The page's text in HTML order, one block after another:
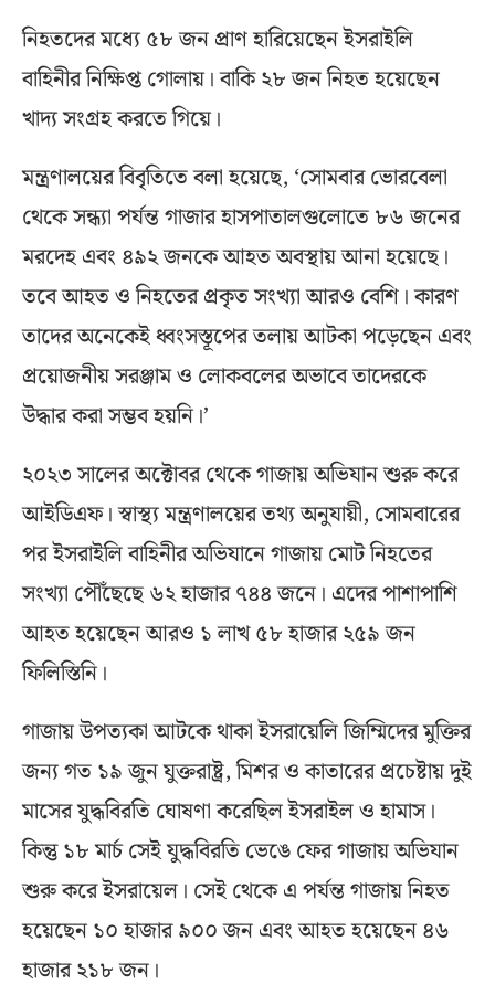
নিহতদের মধ্যে ৫৮ জন প্রাণ হারিয়েছেন ইসরাইলি
বাহিনীর নিক্ষিপ্ত গোলায়। বাকি ২৮ জন নিহত হয়েছেন
খাদ্য সংগ্রহ করতে গিয়ে।
মন্ত্রণালয়ের বিবৃতিতে বলা হয়েছে, ‘সোমবার ভোরবেলা
থেকে সন্ধ্যা পর্যন্ত গাজার হাসপাতালগুলোতে ৮৬ জনের
মরদেহ এবং ৪৯২ জনকে আহত অবস্থায় আনা হয়েছে।
তবে আহত ও নিহতের প্রকৃত সংখ্যা আরও বেশি। কারণ
তাদের অনেকেই ধ্বংসস্তূপের তলায় আটকা পড়েছেন এবং
প্রয়োজনীয় সরঞ্জাম ও লোকবলের অভাবে তাদেরকে
উদ্ধার করা সম্ভব হয়নি।’
২০২৩ সালের অক্টোবর থেকে গাজায় অভিযান শুরু করে
আইডিএফ। স্বাস্থ্য মন্ত্রণালয়ের তথ্য অনুযায়ী, সোমবারের
পর ইসরাইলি বাহিনীর অভিযানে গাজায় মোট নিহতের
সংখ্যা পৌঁছেছে ৬২ হাজার ৭৪৪ জনে। এদের পাশাপাশি
আহত হয়েছেন আরও ১ লাখ ৫৮ হাজার ২৫৯ জন
ফিলিস্তিনি।
গাজায় উপত্যকা আটকে থাকা ইসরায়েলি জিম্মিদের মুক্তির
জন্য গত ১৯ জুন যুক্তরাষ্ট্র, মিশর ও কাতারের প্রচেষ্টায় দুই
মাসের যুদ্ধবিরতি ঘোষণা করেছিল ইসরাইল ও হামাস।
কিন্তু ১৮ মার্চ সেই যুদ্ধবিরতি ভেঙে ফের গাজায় অভিযান
শুরু করে ইসরায়েল। সেই থেকে এ পর্যন্ত গাজায় নিহত
হয়েছেন ১০ হাজার ৯০০ জন এবং আহত হয়েছেন ৪৬
হাজার ২১৮ জন।